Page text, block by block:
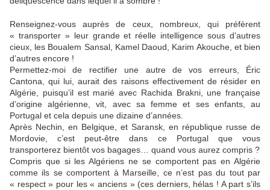
Renseignez-vous auprès de ceux, nombreux, qui préfèrent
« transporter » leur grande et réelle intelligence sous d’autres
cieux, les Boualem Sansal, Kamel Daoud, Karim Akouche, et bien
d’autres encore !
Permettez-moi de rectifier une autre de vos erreurs, Éric
Cantona, qui lui, aurait des raisons effectivement de résider en
Algérie, puisqu’il est marié avec Rachida Brakni, une française
d’origine algérienne, vit, avec sa femme et ses enfants, au
Portugal et cela depuis une dizaine d’années.
Après Nechin, en Belgique, et Saransk, en république russe de
Mordovie, c’est peut-être dans ce Portugal que vous
transporterez bientôt vos bagages… quand vous aurez compris ?
Compris que si les Algériens ne se comportent pas en Algérie
comme ils se comportent à Marseille, ce n’est pas du tout par
« respect » pour les « anciens » (ces derniers, hélas ! A part s’ils